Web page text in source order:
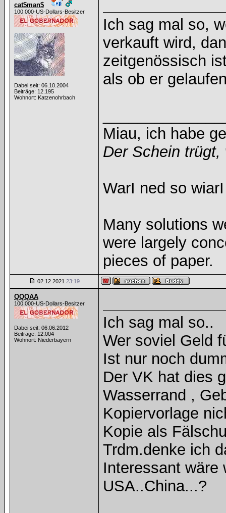
cat$man$
100.000-US-Dollars-Besitzer
Dabei seit: 06.10.2004
Beiträge: 12.195
Wohnort: Katzenohrbach
Ich sag mal so,
verkauft wird,
zeitgenössisch
als ob er
Miau, ich habe
Der Schein
WarI ned so
Many solutions
were largely
pieces of paper.
02.12.2021 23:19
QQQAA
100.000-US-Dollars-Besitzer
Dabei seit: 06.06.2012
Beiträge: 12.004
Wohnort: Niederbayern
Ich sag mal so..
Wer soviel Geld
Ist nur noch
Der VK hat dies
Wasserrand ,
Kopiervorlage
Kopie als
Trdm.denke ich
Interessant wäre
USA..China...?